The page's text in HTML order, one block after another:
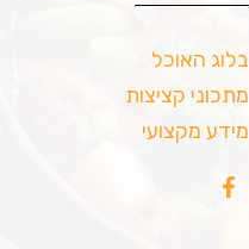
בלוג האוכל
מתכוני קציצות
מידע מקצועי